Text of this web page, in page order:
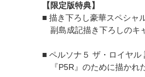
【限定版特典】
■ 描き下ろし豪華スペシャ
副島成記描き下ろしのキ
■ ペルソナ５ ザ・ロイヤ
『P5R』のために描かれ